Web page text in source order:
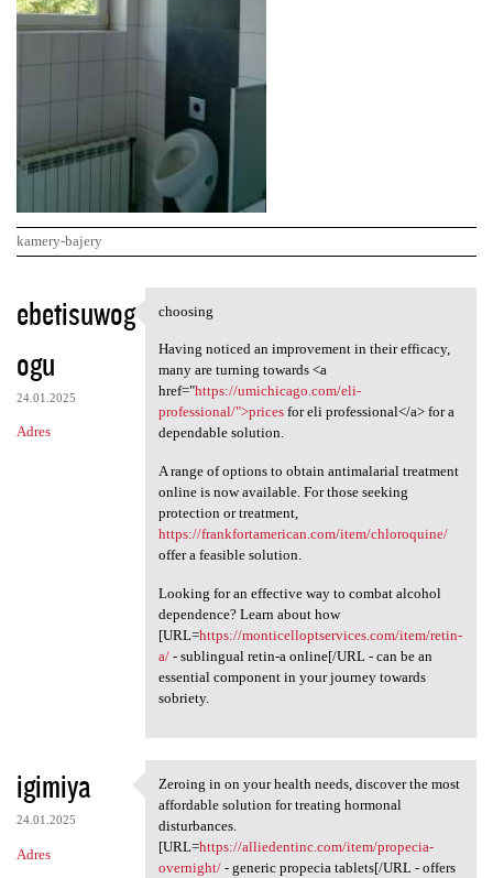
kamery-bajery
K
o
m
e
n
ebetisuwog
ogu
24.01.2025
Adres
choosing
choosing
Having noticed an improvement in their efficacy,
many are turning towards <a
href="https://umichicago.com/eli-
professional/">pricesfor eli professional</a> for a
dependable solution.
A range of options to obtain antimalarial treatment
online is now available. For those seeking
protection or treatment,
https://frankfortamerican.com/item/chloroquine/
offer a feasible solution.
Looking for an effective way to combat alcohol
dependence? Learn about how
[URL=https://monticelloptservices.com/item/retin-
a/- sublingual retin-a online[/URL - can be an
essential component in your journey towards
sobriety.
igimiya
24.01.2025
Adres
Zeroing in on your health
Zeroing in on your health needs, discover the most
affordable solution for treating hormonal
disturbances.
[URL=https://alliedentinc.com/item/propecia-
overnight/- generic propecia tablets[/URL - offers